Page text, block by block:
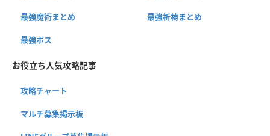
最強魔術まとめ 最強祈祷まとめ
最強ボス
お役立ち人気攻略記事
攻略チャート
マルチ募集掲示板